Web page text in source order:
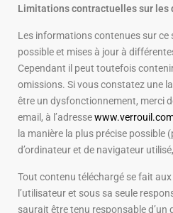
Limitations contractuelles sur les
Les informations contenues sur ce
possible et mises à jour à
Cependant il peut toutefois
omissions. Si vous constatez une
être un dysfonctionnement, merci
email, à l’adresse
la manière la plus précise possible
d’ordinateur et de navigateur
Tout contenu téléchargé se fait
l’utilisateur et sous sa seule
saurait être tenu responsable